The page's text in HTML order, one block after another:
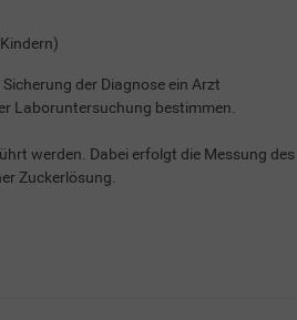
der Diagnose ein Arzt
Laboruntersuchung bestimmen.
werden. Dabei erfolgt die Messung des
Zuckerlösung.